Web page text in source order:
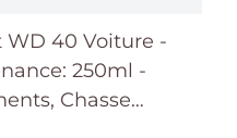
40 Voiture -
250ml -
Chasse
dégrippe